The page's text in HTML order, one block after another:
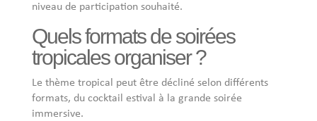
niveau de participation souhaité.
Quels formats de soirées
tropicales organiser ?
Le thème tropical peut être décliné selon différents
formats, du cocktail estival à la grande soirée
immersive.